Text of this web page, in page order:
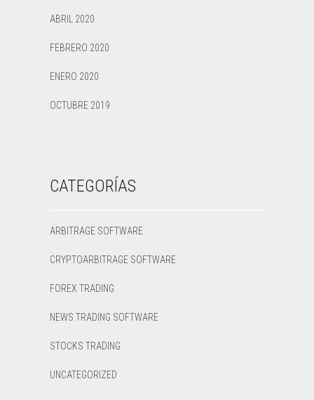
ABRIL 2020
FEBRERO 2020
ENERO 2020
OCTUBRE 2019
CATEGORÍAS
ARBITRAGE SOFTWARE
CRYPTOARBITRAGE SOFTWARE
FOREX TRADING
NEWS TRADING SOFTWARE
STOCKS TRADING
UNCATEGORIZED